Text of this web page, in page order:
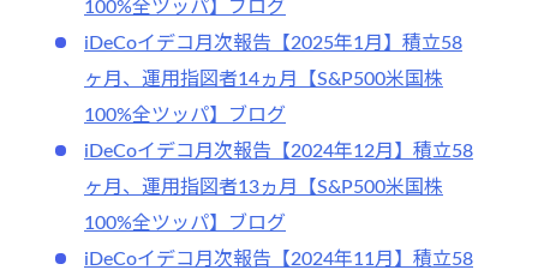
100%全ツッパ】ブログ
iDeCoイデコ月次報告【2025年1月】積立58
ヶ月、運用指図者14ヵ月【S&P500米国株
100%全ツッパ】ブログ
iDeCoイデコ月次報告【2024年12月】積立58
ヶ月、運用指図者13ヵ月【S&P500米国株
100%全ツッパ】ブログ
iDeCoイデコ月次報告【2024年11月】積立58